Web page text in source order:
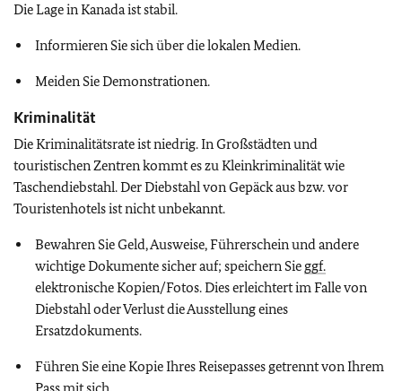
Die Lage in Kanada ist stabil.
Informieren Sie sich über die lokalen Medien.
Meiden Sie Demonstrationen.
Kriminalität
Die Kriminalitätsrate ist niedrig. In Großstädten und
touristischen Zentren kommt es zu Kleinkriminalität wie
Taschendiebstahl. Der Diebstahl von Gepäck aus bzw. vor
Touristenhotels ist nicht unbekannt.
Bewahren Sie Geld, Ausweise, Führerschein und andere
wichtige Dokumente sicher auf; speichern Sie ggf.
elektronische Kopien/Fotos. Dies erleichtert im Falle von
Diebstahl oder Verlust die Ausstellung eines
Ersatzdokuments.
Führen Sie eine Kopie Ihres Reisepasses getrennt von Ihrem